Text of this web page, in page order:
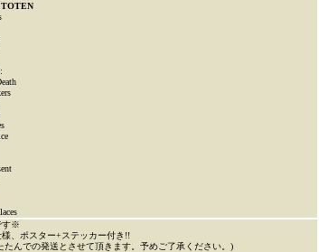
す※
、ポスター+ステッカー付き!!
たんでの発送とさせて頂きます。予めご了承ください。)